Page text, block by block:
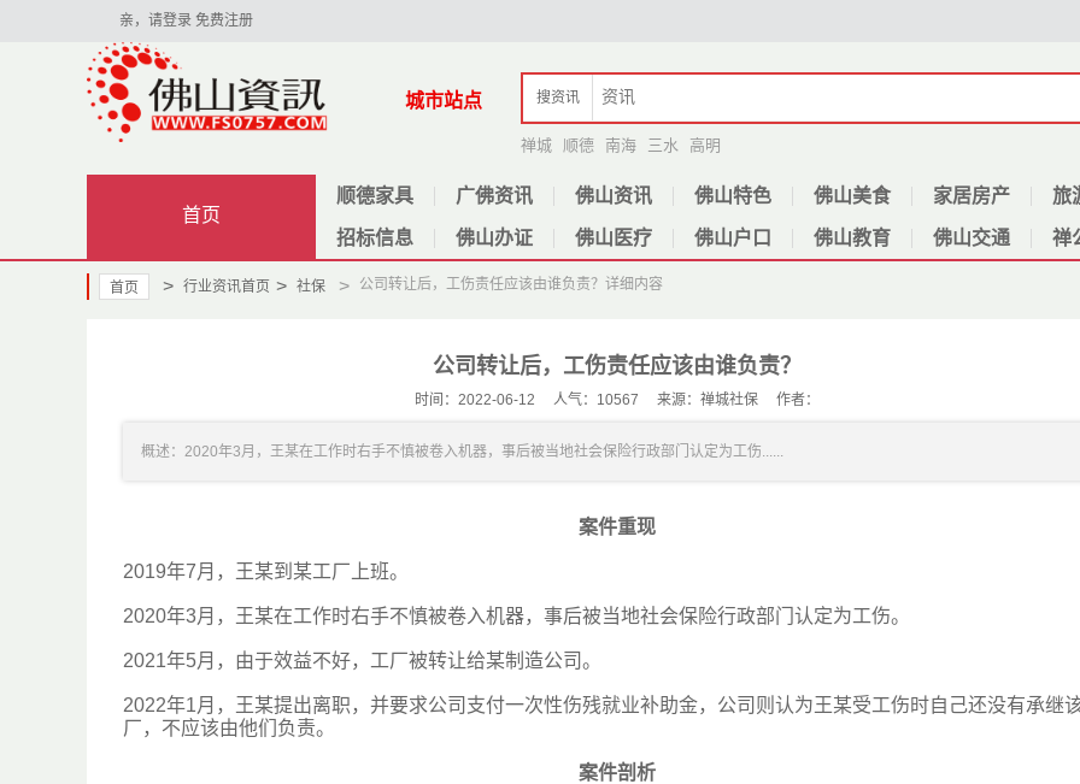
亲，请登录 免费注册
城市站点 搜资讯
禅城 顺德 南海 三水 高明
首页
顺德家具 广佛资讯 佛山资讯 佛山特色 佛山美食 家居房产 旅
招标信息 佛山办证 佛山医疗 佛山户口 佛山教育 佛山交通 禅
首页 > 行业资讯首页 > 社保 > 公司转让后，工伤责任应该由谁负责？ 详细内容
公司转让后，工伤责任应该由谁负责？
时间：2022-06-12 人气：10567 来源：禅城社保 作者：
概述：2020年3月，王某在工作时右手不慎被卷入机器，事后被当地社会保险行政部门认定为工伤......
案件重现
2019年7月，王某到某工厂上班。
2020年3月，王某在工作时右手不慎被卷入机器，事后被当地社会保险行政部门认定为工伤。
2021年5月，由于效益不好，工厂被转让给某制造公司。
2022年1月，王某提出离职，并要求公司支付一次性伤残就业补助金，公司则认为王某受工伤时自己还没有承继
厂，不应该由他们负责。
案件剖析